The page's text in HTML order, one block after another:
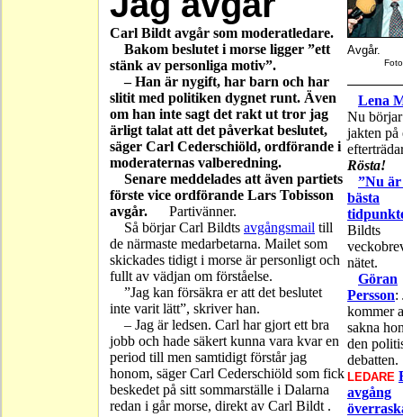
Avgår.
Lena
Nu börjar
jakten på
Rösta!
”Nu är
bästa
Bildts
nätet.
Göran
Persson:
kommer
sakna
den
debatten.
LEDARE
avgång
Carl Bildt avgår som moderatledare.
Bakom beslutet i morse ligger ”ett
stänk av personliga motiv”.
– Han är nygift, har barn och har
slitit med politiken dygnet runt. Även
om han inte sagt det rakt ut tror jag
ärligt talat att det påverkat beslutet,
säger Carl Cederschiöld, ordförande i
moderaternas valberedning.
Senare meddelades att även partiets
förste vice ordförande Lars Tobisson
avgår.
Partivänner.
Så börjar Carl Bildts avgångsmail till
de närmaste medarbetarna. Mailet som
skickades tidigt i morse är personligt och
fullt av vädjan om förståelse.
”Jag kan försäkra er att det beslutet
inte varit lätt”, skriver han.
– Jag är ledsen. Carl har gjort ett bra
jobb och hade säkert kunna vara kvar en
period till men samtidigt förstår jag
honom, säger Carl Cederschiöld som fick
beskedet på sitt sommarställe i Dalarna
redan i går morse, direkt av Carl Bildt .